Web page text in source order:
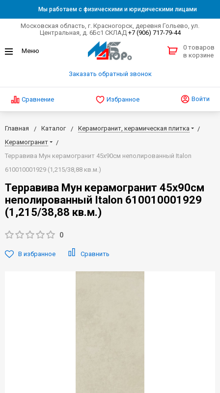
Мы работаем с физическими и юридическими лицами
Московская область, г. Красногорск, деревня Гольево, ул.
Центральная, д. 6Бс1 СКЛАД +7 (906) 717-79-44
Заказать обратный звонок
0 товаров
в корзине
Сравнение Избранное Войти
Главная Каталог
Керамогранит, керамическая плитка
Керамогранит
Терравива Мун керамогранит 45х90см неполированный Italon
610010001929 (1,215/38,88 кв.м.)
Терравива Мун керамогранит 45х90см
неполированный Italon 610010001929
(1,215/38,88 кв.м.)
0
В избранное Сравнить